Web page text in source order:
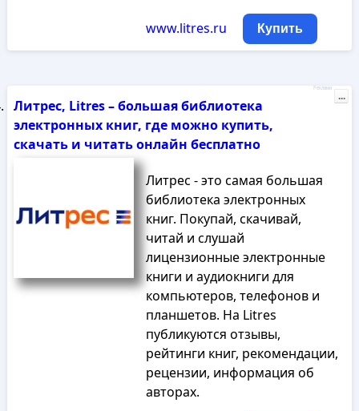
www.litres.ru Купить
Литрес, Litres – большая библиотека
электронных книг, где можно купить,
скачать и читать онлайн бесплатно
Литрес - это самая большая
библиотека электронных
книг. Покупай, скачивай,
читай и слушай
лицензионные электронные
книги и аудиокниги для
компьютеров, телефонов и
планшетов. На Litres
публикуются отзывы,
рейтинги книг, рекомендации,
рецензии, информация об
авторах.
Реклама
...